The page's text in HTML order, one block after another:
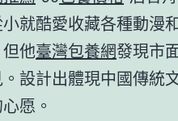
就酷愛收藏各種動漫
他臺灣包養網發現市
設計出體現中國傳統
愿。